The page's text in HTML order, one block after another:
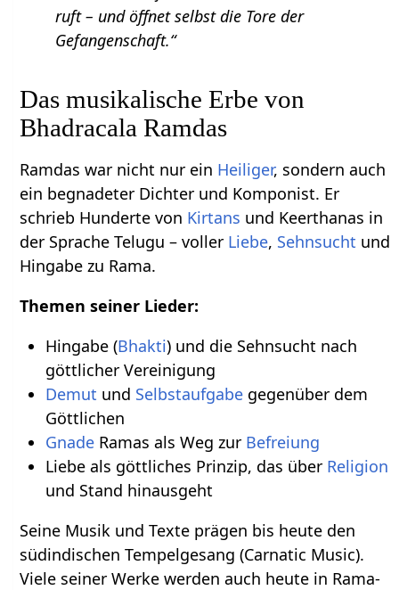
ruft – und öffnet selbst die Tore der
Gefangenschaft.“
Das musikalische Erbe von
Bhadracala Ramdas
Ramdas war nicht nur ein Heiliger, sondern auch
ein begnadeter Dichter und Komponist. Er
schrieb Hunderte von Kirtans und Keerthanas in
der Sprache Telugu – voller Liebe, Sehnsucht und
Hingabe zu Rama.
Themen seiner Lieder:
Hingabe (Bhakti) und die Sehnsucht nach
göttlicher Vereinigung
Demut und Selbstaufgabegegenüber dem
Göttlichen
GnadeRamas als Weg zur Befreiung
Liebe als göttliches Prinzip, das über Religion
und Stand hinausgeht
Seine Musik und Texte prägen bis heute den
südindischen Tempelgesang (Carnatic Music).
Viele seiner Werke werden auch heute in Rama-